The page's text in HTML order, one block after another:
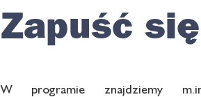
Zapuść
W programie znajdziemy